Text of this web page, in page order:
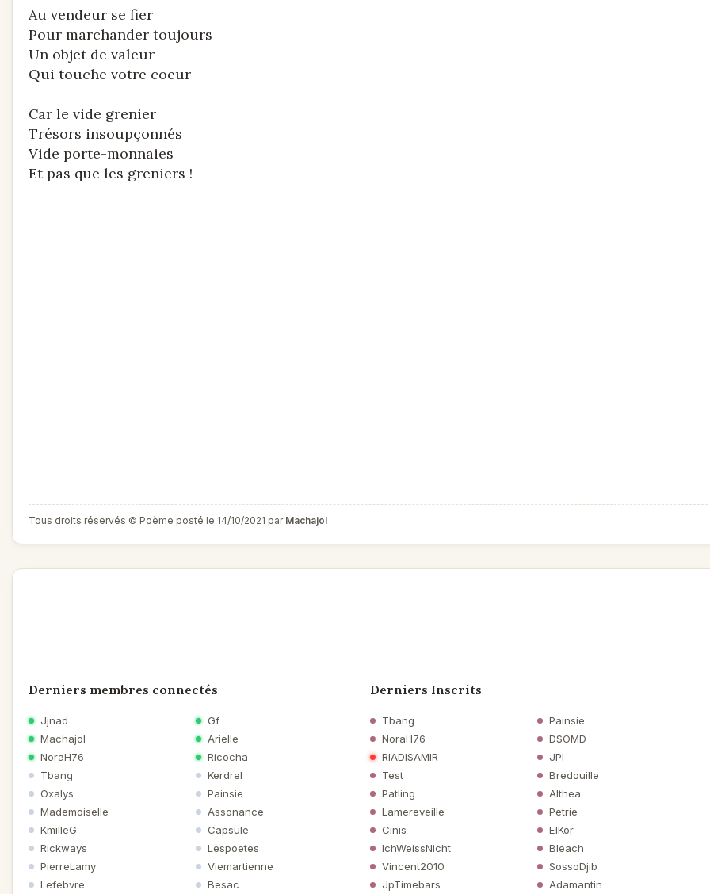
Au vendeur se fier
Pour marchander toujours
Un objet de valeur
Qui touche votre coeur
Car le vide grenier
Trésors insoupçonnés
Vide porte-monnaies
Et pas que les greniers !
Tous droits réservés © Poème posté le 14/10/2021 par Machajol
Derniers membres connectés
Jjnad
Gf
Machajol
Arielle
NoraH76
Ricocha
Tbang
Kerdrel
Oxalys
Painsie
Mademoiselle
Assonance
KmilleG
Capsule
Rickways
Lespoetes
PierreLamy
Viemartienne
Lefebvre
Besac
Derniers Inscrits
Tbang
Painsie
NoraH76
DSOMD
RIADISAMIR
JPI
Test
Bredouille
Patling
Althea
Lamereveille
Petrie
Cinis
ElKor
IchWeissNicht
Bleach
Vincent2010
SossoDjib
JpTimebars
Adamantin